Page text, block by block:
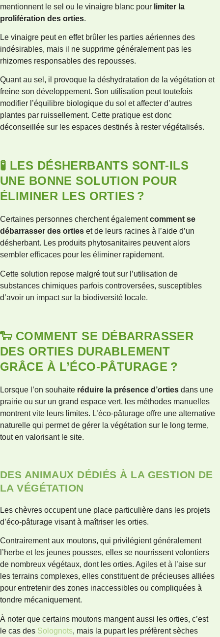
mentionnent le sel ou le vinaigre blanc pour limiter la
prolifération des orties.
Le vinaigre peut en effet brûler les parties aériennes des
indésirables, mais il ne supprime généralement pas les
rhizomes responsables des repousses.
Quant au sel, il provoque la déshydratation de la végétation et
freine son développement. Son utilisation peut toutefois
modifier l’équilibre biologique du sol et affecter d’autres
plantes par ruissellement. Cette pratique est donc
déconseillée sur les espaces destinés à rester végétalisés.
🧪 LES DÉSHERBANTS SONT-ILS
UNE BONNE SOLUTION POUR
ÉLIMINER LES ORTIES ?
Certaines personnes cherchent égalementcomment se
débarrasser des orties et de leurs racines à l’aide d’un
désherbant. Les produits phytosanitaires peuvent alors
sembler efficaces pour les éliminer rapidement.
Cette solution repose malgré tout sur l’utilisation de
substances chimiques parfois controversées, susceptibles
d’avoir un impact sur la biodiversité locale.
🐑 COMMENT SE DÉBARRASSER
DES ORTIES DURABLEMENT
GRÂCE À L’ÉCO-PÂTURAGE ?
Lorsque l’on souhaite réduire la présence d’orties dans une
prairie ou sur un grand espace vert, les méthodes manuelles
montrent vite leurs limites. L’éco-pâturage offre une alternative
naturelle qui permet de gérer la végétation sur le long terme,
tout en valorisant le site.
DES ANIMAUX DÉDIÉS À LA GESTION DE
LA VÉGÉTATION
Les chèvres occupent une place particulière dans les projets
d’éco-pâturage visant à maîtriser les orties.
Contrairement aux moutons, qui privilégient généralement
l’herbe et les jeunes pousses, elles se nourrissent volontiers
de nombreux végétaux, dont les orties. Agiles et à l’aise sur
les terrains complexes, elles constituent de précieuses alliées
pour entretenir des zones inaccessibles ou compliquées à
tondre mécaniquement.
À noter que certains moutons mangent aussi les orties, c’est
le cas des Solognots, mais la pupart les préfèrent sèches